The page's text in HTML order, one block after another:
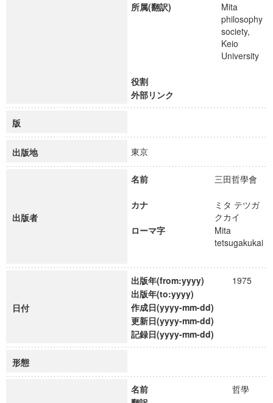
所属(翻訳)
Mita
philosophy
society,
Keio
University
役割
外部リンク
版
出版地 東京
出版者
名前 三田哲學會
カナ
ミタ テツガ
クカイ
ローマ字
Mita
tetsugakukai
日付
出版年(from:yyyy)
1975
出版年(to:yyyy)
作成日(yyyy-mm-dd)
更新日(yyyy-mm-dd)
記録日(yyyy-mm-dd)
形態
名前
哲學